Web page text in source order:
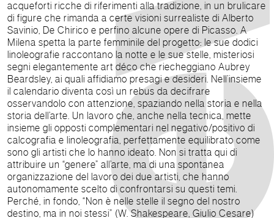
acqueforti ricche di riferimenti alla tradizione, in un brulicare
di figure che rimanda a certe visioni surrealiste di Alberto
Savinio, De Chirico e perfino alcune opere di Picasso. A
Milena spetta la parte femminile del progetto: le sue dodici
linoleografie raccontano la notte e le sue stelle, misteriosi
segni elegantemente art déco che riecheggiano Aubrey
Beardsley, ai quali affidiamo presagi e desideri. Nell’insieme
il calendario diventa così un rebus da decifrare
osservandolo con attenzione, spaziando nella storia e nella
storia dell’arte. Un lavoro che, anche nella tecnica, mette
insieme gli opposti complementari nel negativo/positivo di
calcografia e linoleografia, perfettamente equilibrato come
sono gli artisti che lo hanno ideato. Non si tratta qui di
attribuire un “genere” all’arte, ma di una spontanea
organizzazione del lavoro dei due artisti, che hanno
autonomamente scelto di confrontarsi su questi temi.
Perché, in fondo, “Non è nelle stelle il segno del nostro
destino, ma in noi stessi” (W. Shakespeare, Giulio Cesare)